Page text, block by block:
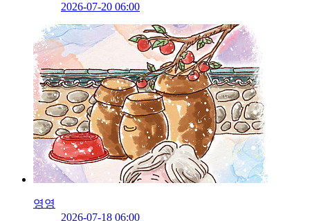
2026-07-20 06:00
영영
2026-07-18 06:00